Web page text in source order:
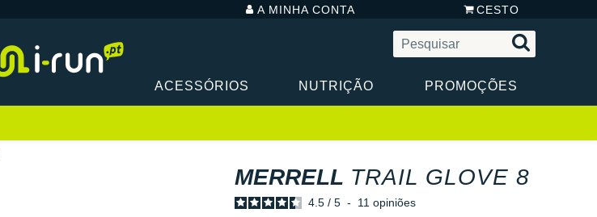
A MINHA CONTA CESTO
ACESSÓRIOS NUTRIÇÃO PROMOÇÕES
MERRELL TRAIL GLOVE 8
4.5 / 5 - 11 opiniões